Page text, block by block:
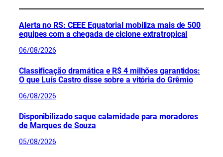
Alerta no RS: CEEE Equatorial mobiliza mais de 500
equipes com a chegada de ciclone extratropical
06/08/2026
Classificação dramática e R$ 4 milhões garantidos:
O que Luís Castro disse sobre a vitória do Grêmio
06/08/2026
Disponibilizado saque calamidade para moradores
de Marques de Souza
05/08/2026